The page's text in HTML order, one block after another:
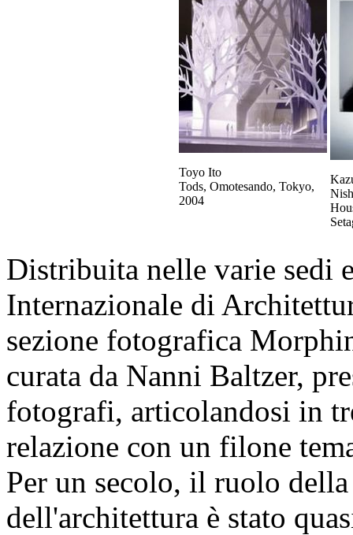
Toyo Ito
Tods, Omotesando, Tokyo,
2004
Distribuita nelle varie sedi
Internazionale di
sezione fotografica
curata da Nanni Baltzer,
fotografi, articolandosi in
relazione con un filone
Per un secolo, il ruolo
dell'architettura è stato